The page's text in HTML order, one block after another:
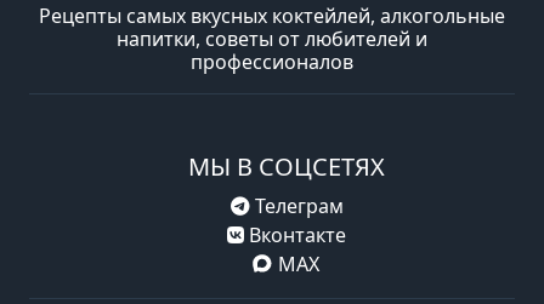
Рецепты самых вкусных коктейлей, алкогольные
напитки, советы от любителей и
профессионалов
МЫ В СОЦСЕТЯХ
Телеграм
Вконтакте
MAX